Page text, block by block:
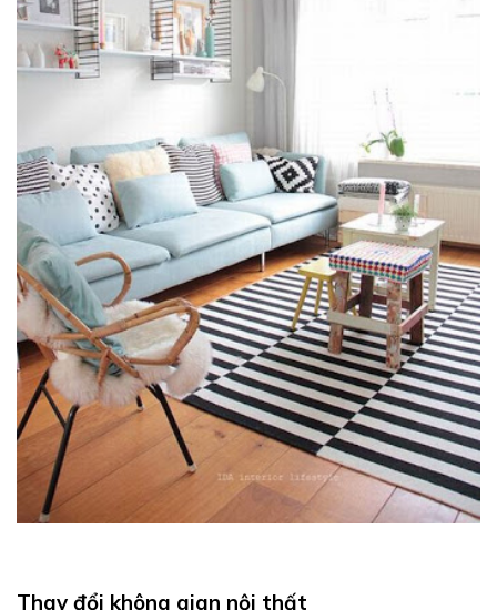
Thay đổi không gian nội thất